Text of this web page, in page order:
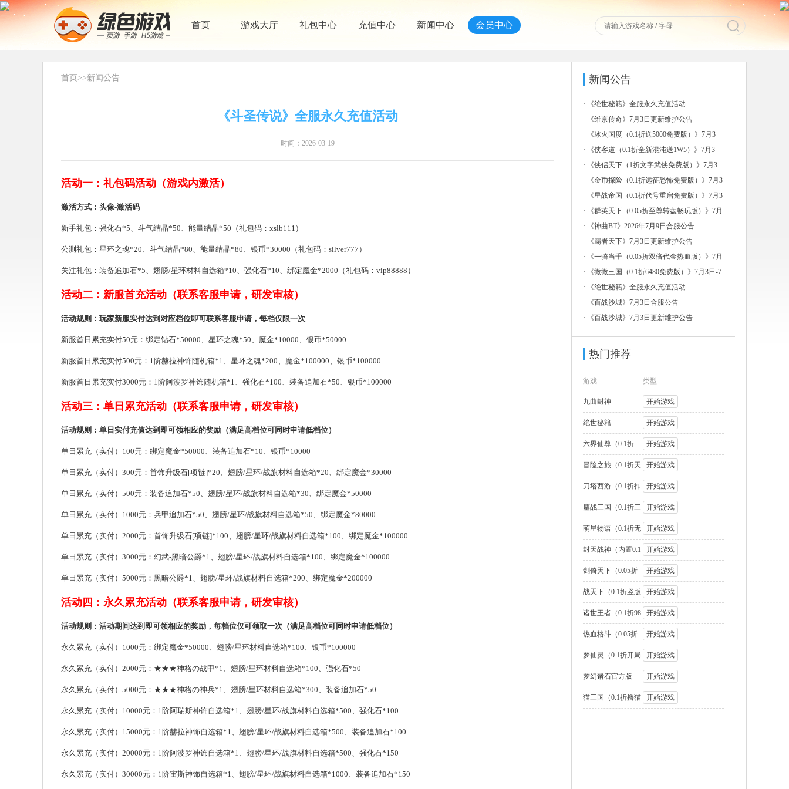
首页 游戏大厅 礼包中心 充值中心 新闻中心 会员中心
首页 >>新闻公告
《斗圣传说》全服永久充值活动
时间：2026-03-19
活动一：礼包码活动（游戏内激活）
激活方式：头像-激活码
新手礼包：强化石*5、斗气结晶*50、能量结晶*50（礼包码：xslb111）
公测礼包：星环之魂*20、斗气结晶*80、能量结晶*80、银币*30000（礼包码：silver777）
关注礼包：装备追加石*5、翅膀/星环材料自选箱*10、强化石*10、绑定魔金*2000（礼包码：vip88888）
活动二：新服首充活动（联系客服申请，研发审核）
活动规则：玩家新服实付达到对应档位即可联系客服申请，每档仅限一次
新服首日累充实付50元：绑定钻石*50000、星环之魂*50、魔金*10000、银币*50000
新服首日累充实付500元：1阶赫拉神饰随机箱*1、星环之魂*200、魔金*100000、银币*100000
新服首日累充实付3000元：1阶阿波罗神饰随机箱*1、强化石*100、装备追加石*50、银币*100000
活动三：单日累充活动（联系客服申请，研发审核）
活动规则：单日实付充值达到即可领相应的奖励（满足高档位可同时申请低档位）
单日累充（实付）100元：绑定魔金*50000、装备追加石*10、银币*10000
单日累充（实付）300元：首饰升级石[项链]*20、翅膀/星环/战旗材料自选箱*20、绑定魔金*30000
单日累充（实付）500元：装备追加石*50、翅膀/星环/战旗材料自选箱*30、绑定魔金*50000
单日累充（实付）1000元：兵甲追加石*50、翅膀/星环/战旗材料自选箱*50、绑定魔金*80000
单日累充（实付）2000元：首饰升级石[项链]*100、翅膀/星环/战旗材料自选箱*100、绑定魔金*100000
单日累充（实付）3000元：幻武-黑暗公爵*1、翅膀/星环/战旗材料自选箱*100、绑定魔金*100000
单日累充（实付）5000元：黑暗公爵*1、翅膀/星环/战旗材料自选箱*200、绑定魔金*200000
活动四：永久累充活动（联系客服申请，研发审核）
活动规则：活动期间达到即可领相应的奖励，每档位仅可领取一次（满足高档位可同时申请低档位）
永久累充（实付）1000元：绑定魔金*50000、翅膀/星环材料自选箱*100、银币*100000
永久累充（实付）2000元：★★★神格の战甲*1、翅膀/星环材料自选箱*100、强化石*50
永久累充（实付）5000元：★★★神格の神兵*1、翅膀/星环材料自选箱*300、装备追加石*50
永久累充（实付）10000元：1阶阿瑞斯神饰自选箱*1、翅膀/星环/战旗材料自选箱*500、强化石*100
永久累充（实付）15000元：1阶赫拉神饰自选箱*1、翅膀/星环/战旗材料自选箱*500、装备追加石*100
永久累充（实付）20000元：1阶阿波罗神饰自选箱*1、翅膀/星环/战旗材料自选箱*500、强化石*150
永久累充（实付）30000元：1阶宙斯神饰自选箱*1、翅膀/星环/战旗材料自选箱*1000、装备追加石*150
新闻公告
·
《绝世秘籍》全服永久充值活动
·
《维京传奇》7月3日更新维护公告
·
《冰火国度（0.1折送5000免费版）》7月3
日-7
·
《侠客道（0.1折全新混沌送1W5）》7月3
日-7月
·
《侠侣天下（1折文字武侠免费版）》7月3
日-7月6日
·
《金币探险（0.1折远征恐怖免费版）》7月3
日-7月
·
《星战帝国（0.1折代号重启免费版）》7月3
日-7月
·
《群英天下（0.05折至尊转盘畅玩版）》7月
3日-7
·
《神曲BT》2026年7月9日合服公告
·
《霸者天下》7月3日更新维护公告
·
《一骑当千（0.05折双倍代金热血版）》7月
3日-7
·
《微微三国（0.1折6480免费版）》7月3日-7
月
·
《绝世秘籍》全服永久充值活动
·
《百战沙城》7月3日合服公告
·
《百战沙城》7月3日更新维护公告
热门推荐
游戏 类型
九曲封神 开始游戏
绝世秘籍 开始游戏
六界仙尊（0.1折
2000福利版
开始游戏
冒险之旅（0.1折天
天送1W代币
开始游戏
刀塔西游（0.1折扣
版）
开始游戏
鏖战三国（0.1折三
国2名将盲盒
开始游戏
萌星物语（0.1折无
限代金版）
开始游戏
封天战神（内置0.1
折1W免费版
开始游戏
剑倚天下（0.05折
送SSS神将
开始游戏
战天下（0.1折竖版
街机连招）
开始游戏
诸世王者（0.1折98
元速通版）
开始游戏
热血格斗（0.05折
GM定制版）
开始游戏
梦仙灵（0.1折开局
送足球宝贝）
开始游戏
梦幻诸石官方版
（0.05折圆梦高
开始游戏
猫三国（0.1折撸猫 开始游戏